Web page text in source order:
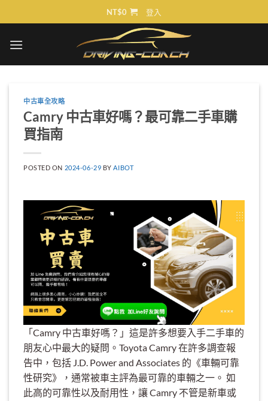
to
NT$0 登入
中古車全攻略
Camry 中古車好嗎？最可靠二手車購
買指南
POSTED ON 2024-06-29 BY AIBOT
「Camry 中古車好嗎？」這是許多想要入手二手車的
朋友心中最大的疑問。Toyota Camry 在許多調查報
告中，包括 J.D. Power and Associates 的《車輛可靠
性研究》，通常被車主評為最可靠的車輛之一。 如
此高的可靠性以及耐用性，讓 Camry 不管是新車或